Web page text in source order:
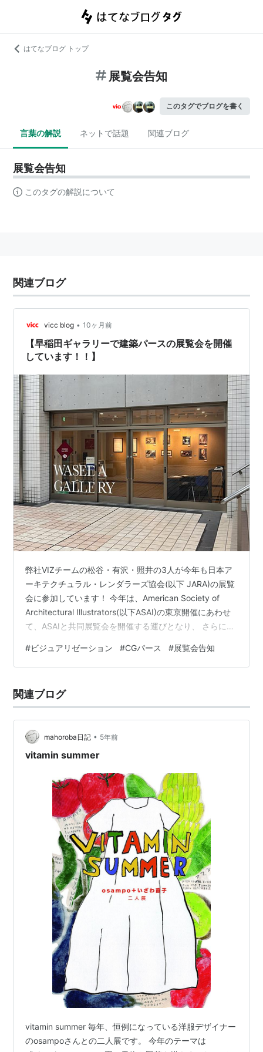
はてなブログ トップ
展覧会告知
このタグでブログを書く
言葉の解説 ネットで話題 関連ブログ
展覧会告知
このタグの解説について
関連ブログ
vicc blog • 10ヶ月前
【早稲田ギャラリーで建築パースの展覧会を開催
しています！！】
弊社VIZチームの松谷・有沢・照井の3人が今年も日本ア
ーキテクチュラル・レンダラーズ協会(以下 JARA)の展覧
会に参加しています！ 今年は、American Society of
Architectural Illustrators(以下ASAI)の東京開催にあわせ
て、ASAIと共同展覧会を開催する運びとなり、 さらに、
り早稲田大学内のギャラリーでの開催が実現しました。
階段を下りたところが入り口です ASAIは毎年
ストレーションの大会を開催しています。 会…
#ビジュアリゼーション #CGパース #展覧会告知
関連ブログ
mahoroba日記 • 5年前
vitamin summer
vitamin summer 毎年、恒例になっている洋服デザイナー
のosampoさんとの二人展です。 今年のテーマは